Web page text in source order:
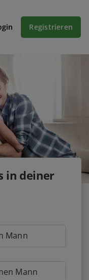
Registrieren
in deiner
Mann
Mann